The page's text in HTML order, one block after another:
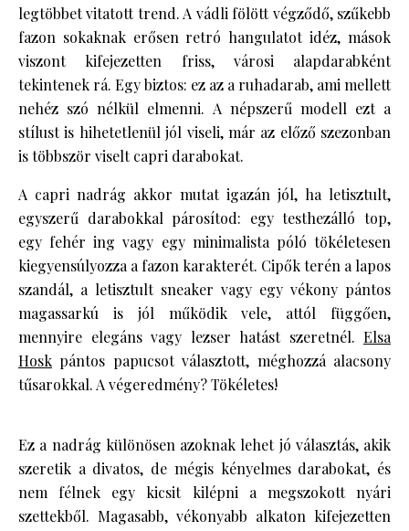
legtöbbet vitatott trend. A vádli fölött végződő, szűkebb
fazon sokaknak erősen retró hangulatot idéz, mások
viszont kifejezetten friss, városi alapdarabként
tekintenek rá. Egy biztos: ez az a ruhadarab, ami mellett
nehéz szó nélkül elmenni. A népszerű modell ezt a
stílust is hihetetlenül jól viseli, már az előző szezonban
is többször viselt capri darabokat.
A capri nadrág akkor mutat igazán jól, ha letisztult,
egyszerű darabokkal párosítod: egy testhezálló top,
egy fehér ing vagy egy minimalista póló tökéletesen
kiegyensúlyozza a fazon karakterét. Cipők terén a lapos
szandál, a letisztult sneaker vagy egy vékony pántos
magassarkú is jól működik vele, attól függően,
mennyire elegáns vagy lezser hatást szeretnél. Elsa
Hosk pántos papucsot választott, méghozzá alacsony
tűsarokkal. A végeredmény? Tökéletes!
Ez a nadrág különösen azoknak lehet jó választás, akik
szeretik a divatos, de mégis kényelmes darabokat, és
nem félnek egy kicsit kilépni a megszokott nyári
szettekből. Magasabb, vékonyabb alkaton kifejezetten